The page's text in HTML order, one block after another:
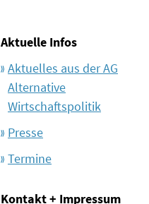
Aktuelle Infos
Aktuelles aus der AG
Alternative
Wirtschaftspolitik
Presse
Termine
Kontakt + Impressum